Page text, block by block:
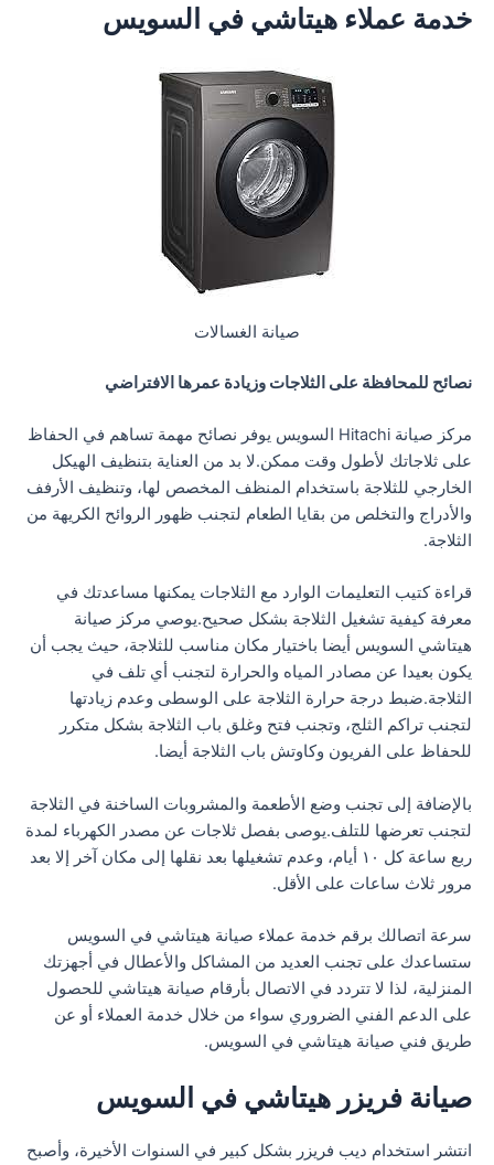
خدمة عملاء هيتاشي في السويس
صيانة الغسالات
نصائح للمحافظة على الثلاجات وزيادة عمرها الافتراضي
مركز صيانة Hitachi السويس يوفر نصائح مهمة تساهم في الحفاظ
على ثلاجاتك لأطول وقت ممكن.لا بد من العناية بتنظيف الهيكل
الخارجي للثلاجة باستخدام المنظف المخصص لها، وتنظيف الأرفف
والأدراج والتخلص من بقايا الطعام لتجنب ظهور الروائح الكريهة من
الثلاجة.
قراءة كتيب التعليمات الوارد مع الثلاجات يمكنها مساعدتك في
معرفة كيفية تشغيل الثلاجة بشكل صحيح.يوصي مركز صيانة
هيتاشي السويس أيضا باختيار مكان مناسب للثلاجة، حيث يجب أن
يكون بعيدا عن مصادر المياه والحرارة لتجنب أي تلف في
الثلاجة.ضبط درجة حرارة الثلاجة على الوسطى وعدم زيادتها
لتجنب تراكم الثلج، وتجنب فتح وغلق باب الثلاجة بشكل متكرر
للحفاظ على الفريون وكاوتش باب الثلاجة أيضا.
بالإضافة إلى تجنب وضع الأطعمة والمشروبات الساخنة في الثلاجة
لتجنب تعرضها للتلف.يوصى بفصل ثلاجات عن مصدر الكهرباء لمدة
ربع ساعة كل ١٠ أيام، وعدم تشغيلها بعد نقلها إلى مكان آخر إلا بعد
مرور ثلاث ساعات على الأقل.
سرعة اتصالك برقم خدمة عملاء صيانة هيتاشي في السويس
ستساعدك على تجنب العديد من المشاكل والأعطال في أجهزتك
المنزلية، لذا لا تتردد في الاتصال بأرقام صيانة هيتاشي للحصول
على الدعم الفني الضروري سواء من خلال خدمة العملاء أو عن
طريق فني صيانة هيتاشي في السويس.
صيانة فريزر هيتاشي في السويس
انتشر استخدام ديب فريزر بشكل كبير في السنوات الأخيرة، وأصبح